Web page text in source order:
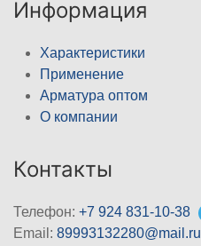
Информация
Характеристики
Применение
Арматура оптом
О компании
Контакты
Телефон: +7 924 831-10-38
Email: 89993132280@mail.ru